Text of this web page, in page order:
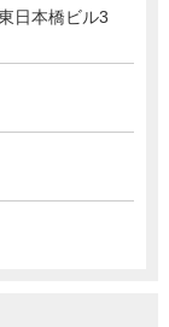
日本橋ビル3